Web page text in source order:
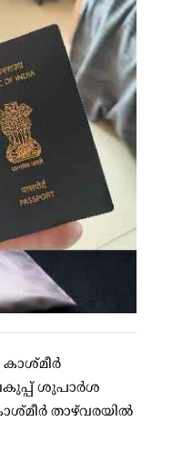
വകുപ്പ് ശുപാര്‍ശ
താഴ്‌വരയില്‍